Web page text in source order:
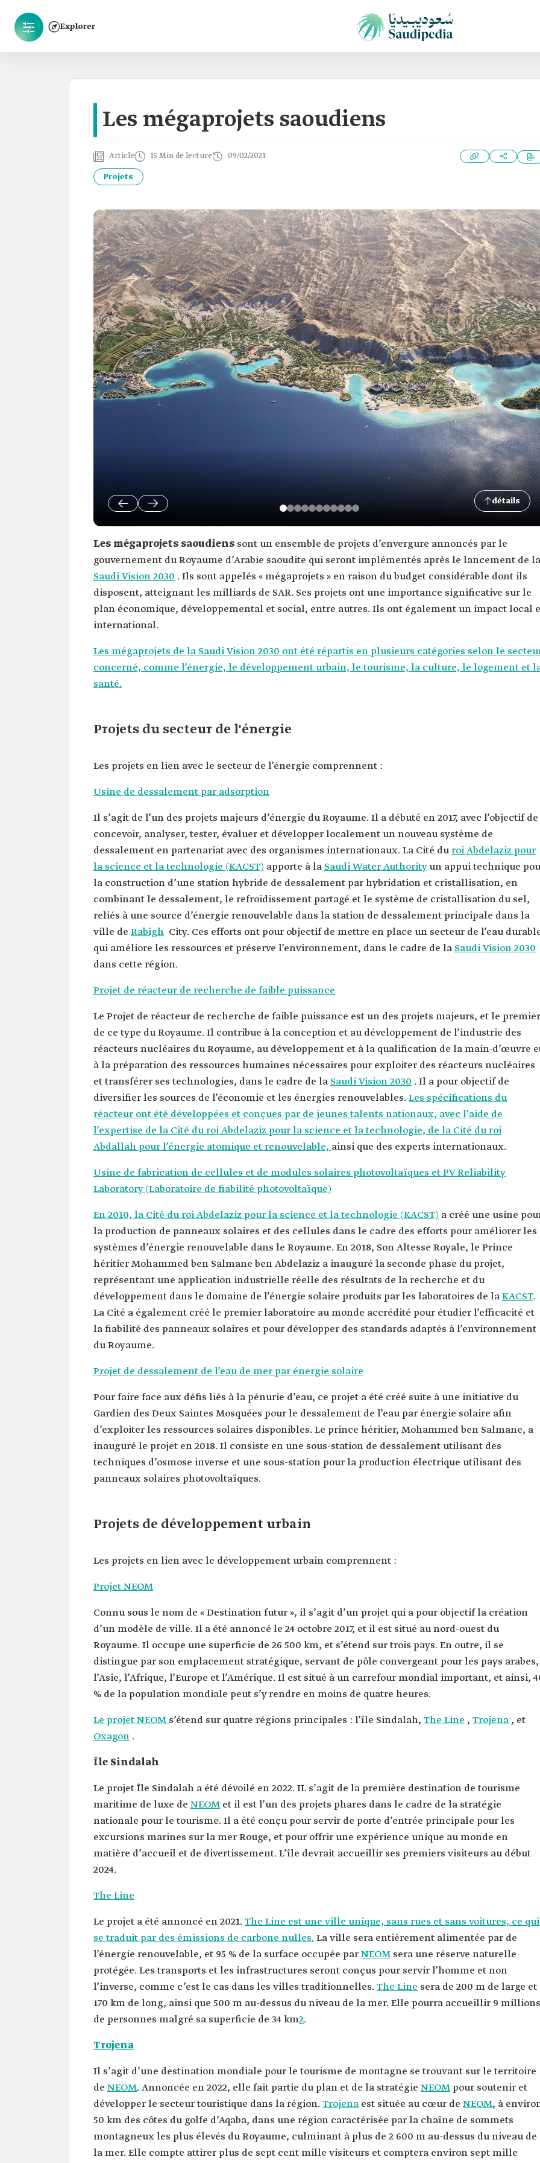
Explorer
Les mégaprojets saoudiens
Article 15 Min de lecture 09/02/2021
Projets
détails
Les mégaprojets saoudiens sont un ensemble de projets d’envergure annoncés par le
gouvernement du Royaume d’Arabie saoudite qui seront implémentés après le lancement de la
Saudi Vision 2030 . Ils sont appelés « mégaprojets » en raison du budget considérable dont ils
disposent, atteignant les milliards de SAR. Ses projets ont une importance significative sur le
plan économique, développemental et social, entre autres. Ils ont également un impact local
international.
Les mégaprojets de la Saudi Vision 2030 ont été répartis en plusieurs catégories selon le
concerné, comme l’énergie, le développement urbain, le tourisme, la culture, le logement et
santé.
Projets du secteur de l'énergie
Les projets en lien avec le secteur de l’énergie comprennent :
Usine de dessalement par adsorption
Il s’agit de l’un des projets majeurs d’énergie du Royaume. Il a débuté en 2017, avec l’objectif de
concevoir, analyser, tester, évaluer et développer localement un nouveau système de
dessalement en partenariat avec des organismes internationaux. La Cité duroi Abdelaziz pour
la science et la technologie (KACST) apporte à la Saudi Water Authorityun appui technique
la construction d’une station hybride de dessalement par hybridation et cristallisation, en
combinant le dessalement, le refroidissement partagé et le système de cristallisation du sel,
reliés à une source d’énergie renouvelable dans la station de dessalement principale dans la
ville de Rabigh City. Ces efforts ont pour objectif de mettre en place un secteur de l’eau
qui améliore les ressources et préserve l’environnement, dans le cadre de la Saudi Vision 2030
dans cette région.
Projet de réacteur de recherche de faible puissance
Le Projet de réacteur de recherche de faible puissance est un des projets majeurs, et le premier
de ce type du Royaume. Il contribue à la conception et au développement de l’industrie des
réacteurs nucléaires du Royaume, au développement et à la qualification de la main-d’œuvre
à la préparation des ressources humaines nécessaires pour exploiter des réacteurs nucléaires
et transférer ses technologies, dans le cadre de la Saudi Vision 2030 . Il a pour objectif de
diversifier les sources de l’économie et les énergies renouvelables.Les spécifications du
réacteur ont été développées et conçues par de jeunes talents nationaux, avec l’aide de
l’expertise de la Cité du roi Abdelaziz pour la science et la technologie, de la Cité du roi
Abdallah pour l’énergie atomique et renouvelable, ainsi que des experts internationaux.
Usine de fabrication de cellules et de modules solaires photovoltaïques et PV Reliability
Laboratory (Laboratoire de fiabilité photovoltaïque)
En 2010, la Cité du roi Abdelaziz pour la science et la technologie (KACST) a créé une usine
la production de panneaux solaires et des cellules dans le cadre des efforts pour améliorer les
systèmes d’énergie renouvelable dans le Royaume. En 2018, Son Altesse Royale, le Prince
héritier Mohammed ben Salmane ben Abdelaziz a inauguré la seconde phase du projet,
représentant une application industrielle réelle des résultats de la recherche et du
développement dans le domaine de l’énergie solaire produits par les laboratoires de laKACST.
La Cité a également créé le premier laboratoire au monde accrédité pour étudier l’efficacité et
la fiabilité des panneaux solaires et pour développer des standards adaptés à l’environnement
du Royaume.
Projet de dessalement de l’eau de mer par énergie solaire
Pour faire face aux défis liés à la pénurie d’eau, ce projet a été créé suite à une initiative du
Gardien des Deux Saintes Mosquées pour le dessalement de l’eau par énergie solaire afin
d’exploiter les ressources solaires disponibles. Le prince héritier, Mohammed ben Salmane, a
inauguré le projet en 2018. Il consiste en une sous-station de dessalement utilisant des
techniques d’osmose inverse et une sous-station pour la production électrique utilisant des
panneaux solaires photovoltaïques.
Projets de développement urbain
Les projets en lien avec le développement urbain comprennent :
Projet NEOM
Connu sous le nom de « Destination futur », il s’agit d’un projet qui a pour objectif la création
d’un modèle de ville. Il a été annoncé le 24 octobre 2017, et il est situé au nord-ouest du
Royaume. Il occupe une superficie de 26 500 km, et s’étend sur trois pays. En outre, il se
distingue par son emplacement stratégique, servant de pôle convergeant pour les pays arabes,
l’Asie, l’Afrique, l’Europe et l’Amérique. Il est situé à un carrefour mondial important, et ainsi,
% de la population mondiale peut s’y rendre en moins de quatre heures.
Le projet NEOM s’étend sur quatre régions principales : l’île Sindalah, The Line , Trojena , et
Oxagon .
Île Sindalah
Le projet Île Sindalah a été dévoilé en 2022. IL s’agit de la première destination de tourisme
maritime de luxe de NEOM et il est l’un des projets phares dans le cadre de la stratégie
nationale pour le tourisme. Il a été conçu pour servir de porte d’entrée principale pour les
excursions marines sur la mer Rouge, et pour offrir une expérience unique au monde en
matière d’accueil et de divertissement. L’île devrait accueillir ses premiers visiteurs au début
2024.
The Line
Le projet a été annoncé en 2021.The Line est une ville unique, sans rues et sans voitures, ce qui
se traduit par des émissions de carbone nulles.La ville sera entièrement alimentée par de
l’énergie renouvelable, et 95 % de la surface occupée parNEOM sera une réserve naturelle
protégée. Les transports et les infrastructures seront conçus pour servir l’homme et non
l’inverse, comme c’est le cas dans les villes traditionnelles.The Line sera de 200 m de large et
170 km de long, ainsi que 500 m au-dessus du niveau de la mer. Elle pourra accueillir 9 millions
de personnes malgré sa superficie de 34 km2.
Trojena
Il s’agit d’une destination mondiale pour le tourisme de montagne se trouvant sur le territoire
de NEOM. Annoncée en 2022, elle fait partie du plan et de la stratégie NEOMpour soutenir et
développer le secteur touristique dans la région.Trojena est située au cœur de NEOM, à
50 km des côtes du golfe d’Aqaba, dans une région caractérisée par la chaîne de sommets
montagneux les plus élevés du Royaume, culminant à plus de 2 600 m au-dessus du niveau de
la mer. Elle compte attirer plus de sept cent mille visiteurs et comptera environ sept mille